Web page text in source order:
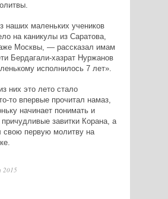
наших маленьких учеников
на каникулы из Саратова,
Москвы, — рассказал имам
Бердагали-хазрат Нуржанов
исполнилось 7 лет».
них это лето стало
то впервые прочитал намаз,
начинает понимать и
причудливые завитки Корана, а
свою первую молитву на
2015